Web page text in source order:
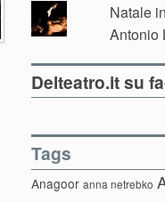
Natale
Antonio
Delteatro.it su
Tags
Anagoor anna netrebko